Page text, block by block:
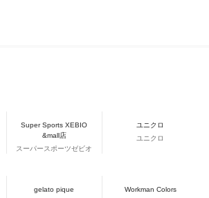
Super Sports XEBIO
&mall店
スーパースポーツゼビオ
ユニクロ
ユニクロ
gelato pique
Workman Colors